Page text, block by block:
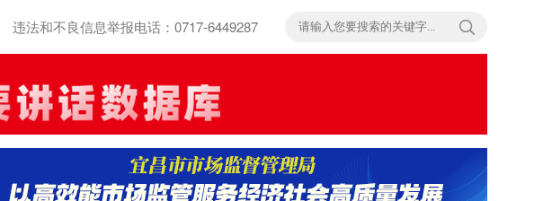
违法和不良信息举报电话：0717-6449287